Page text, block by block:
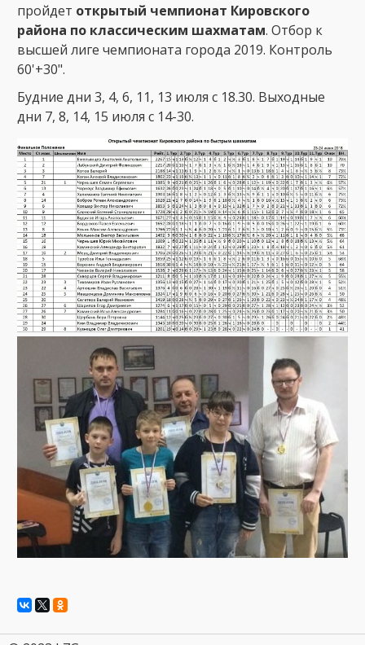
пройдет открытый чемпионат Кировского
района по классическим шахматам. Отбор к
высшей лиге чемпионата города 2019. Контроль
60'+30".
Будние дни 3, 4, 6, 11, 13 июля с 18.30. Выходные
дни 7, 8, 14, 15 июля с 14-30.